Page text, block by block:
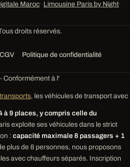
Maroc· Limousine Paris by Night·
droits réservés.
CGV Politique de confidentialité
à l'
, les véhicules de transport avec
à 9 places, y compris celle du
exploite ses véhicules dans le strict
: capacité maximale 8 passagers + 1
plus de 8 personnes, nous proposons
avec chauffeurs séparés. Inscription